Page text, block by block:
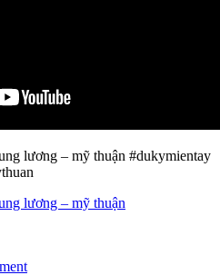
lương – mỹ thuận #dukymientay
lương – mỹ thuận